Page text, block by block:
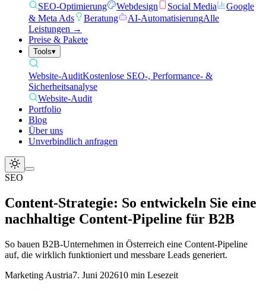
SEO-Optimierung
Webdesign Social Media
Google
& Meta Ads
Beratung AI-AutomatisierungAlle
Leistungen →
Preise & Pakete
Tools▾
Website-AuditKostenlose SEO-, Performance- &
Sicherheitsanalyse
Website-Audit
Portfolio
Blog
Über uns
Unverbindlich anfragen
SEO
Content-Strategie: So entwickeln Sie eine
nachhaltige Content-Pipeline für B2B
So bauen B2B-Unternehmen in Österreich eine Content-Pipeline
auf, die wirklich funktioniert und messbare Leads generiert.
Marketing Austria7. Juni 202610 min Lesezeit